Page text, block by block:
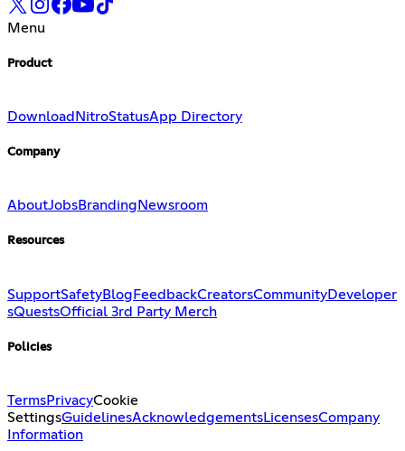
Menu
Product
Download NitroStatusApp Directory
Company
AboutJobsBranding Newsroom
Resources
SupportSafetyBlog FeedbackCreatorsCommunityDeveloper
sQuestsOfficial 3rd Party Merch
Policies
TermsPrivacyCookie
SettingsGuidelinesAcknowledgementsLicensesCompany
Information